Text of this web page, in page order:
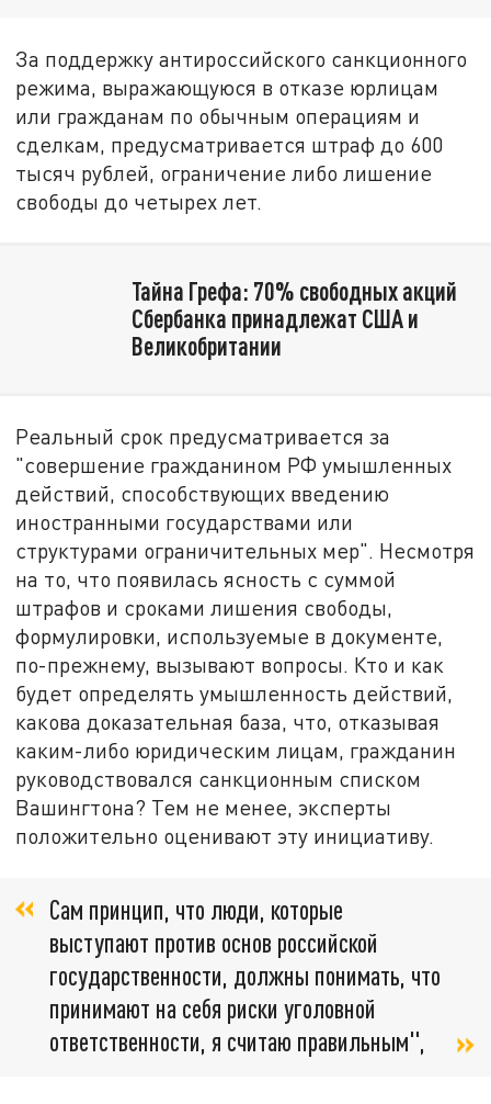
За поддержку антироссийского санкционного
режима, выражающуюся в отказе юрлицам
или гражданам по обычным операциям и
сделкам, предусматривается штраф до 600
тысяч рублей, ограничение либо лишение
свободы до четырех лет.
Тайна Грефа: 70% свободных акций
Сбербанка принадлежат США и
Великобритании
Реальный срок предусматривается за
"совершение гражданином РФ умышленных
действий, способствующих введению
иностранными государствами или
структурами ограничительных мер". Несмотря
на то, что появилась ясность с суммой
штрафов и сроками лишения свободы,
формулировки, используемые в документе,
по-прежнему, вызывают вопросы. Кто и как
будет определять умышленность действий,
какова доказательная база, что, отказывая
каким-либо юридическим лицам, гражданин
руководствовался санкционным списком
Вашингтона? Тем не менее, эксперты
положительно оценивают эту инициативу.
Сам принцип, что люди, которые
выступают против основ российской
государственности, должны понимать, что
принимают на себя риски уголовной
ответственности, я считаю правильным",